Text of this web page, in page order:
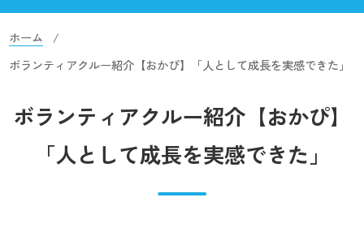
ホーム
ボランティアクルー紹介【おかぴ】「人として成長を実感できた」
ボランティアクルー紹介【おかぴ】
「人として成長を実感できた」